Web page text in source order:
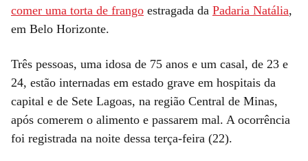
comer uma torta de frango estragada da Padaria Natália,
em Belo Horizonte.
Três pessoas, uma idosa de 75 anos e um casal, de 23 e
24, estão internadas em estado grave em hospitais da
capital e de Sete Lagoas, na região Central de Minas,
após comerem o alimento e passarem mal. A ocorrência
foi registrada na noite dessa terça-feira (22).